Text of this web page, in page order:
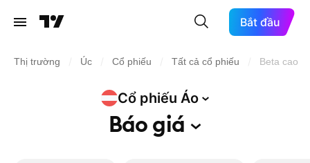
Bắt đầu
Thị trường Úc Cổ phiếu Tất cả cổ phiếu Beta cao
Cổ phiếu Áo
Báogiá